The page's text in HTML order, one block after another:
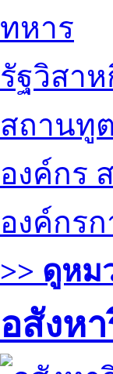
ทหาร
รัฐวิสาห
สถานทู
องค์กร
องค์กรก
>> ดูหม
อสังห